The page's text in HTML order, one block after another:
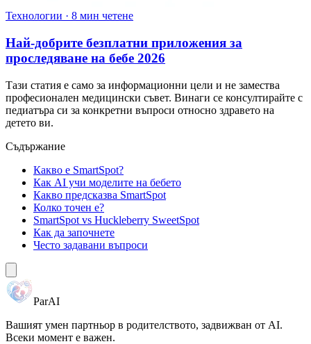
Технологии · 8 мин четене
Най-добрите безплатни приложения за
проследяване на бебе 2026
Тази статия е само за информационни цели и не замества
професионален медицински съвет. Винаги се консултирайте с
педиатъра си за конкретни въпроси относно здравето на
детето ви.
Съдържание
Какво е SmartSpot?
Как AI учи моделите на бебето
Какво предсказва SmartSpot
Колко точен е?
SmartSpot vs Huckleberry SweetSpot
Как да започнете
Често задавани въпроси
ParAI
Вашият умен партньор в родителството, задвижван от AI.
Всеки момент е важен.